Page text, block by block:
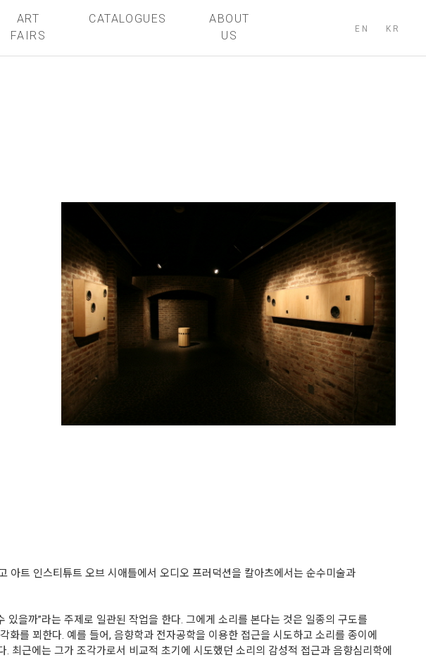
ART
FAIRS
CATALOGUES
ABOUT
US
EN KR
아트 인스티튜트 오브 시애틀에서 오디오 프러덕션을 칼아츠에서는 순수미술과
을까”라는 주제로 일관된 작업을 한다. 그에게 소리를 본다는 것은 일종의 구도를
를 꾀한다. 예를 들어, 음향학과 전자공학을 이용한 접근을 시도하고 소리를 종이에
최근에는 그가 조각가로서 비교적 초기에 시도했던 소리의 감성적 접근과 음향심리학에